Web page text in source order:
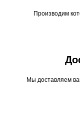
Производим
Мы доставляем